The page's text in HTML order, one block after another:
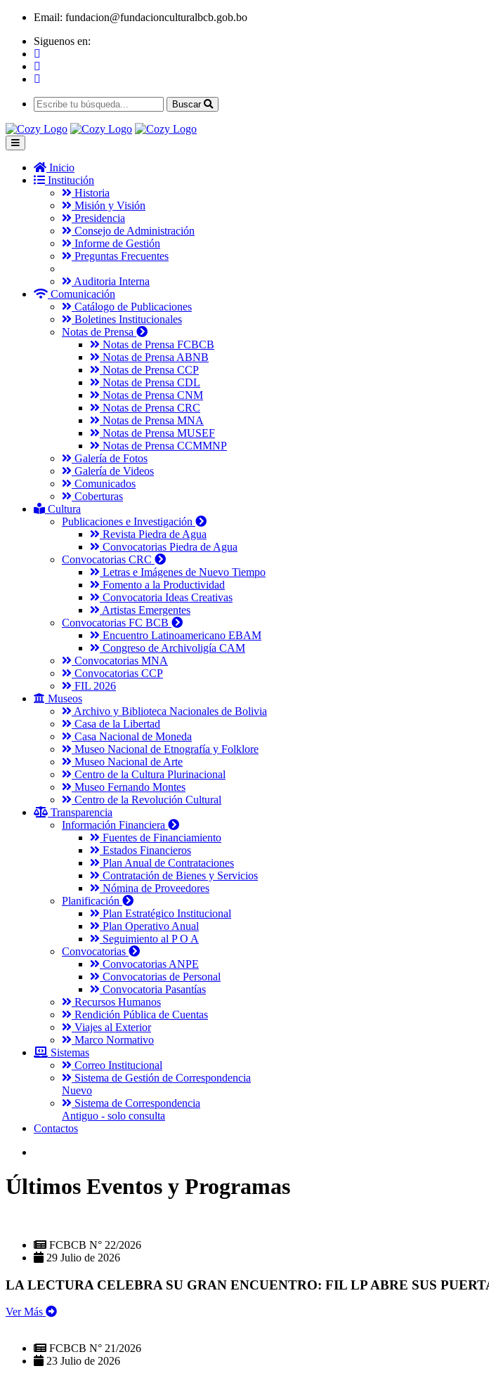
Email: fundacion@fundacionculturalbcb.gob.bo
Siguenos en:
Buscar
Inicio
Institución
Historia
Misión y Visión
Presidencia
Consejo de Administración
Informe de Gestión
Preguntas Frecuentes
Auditoria Interna
Comunicación
Catálogo de Publicaciones
Boletines Institucionales
Notas de Prensa
Notas de Prensa FCBCB
Notas de Prensa ABNB
Notas de Prensa CCP
Notas de Prensa CDL
Notas de Prensa CNM
Notas de Prensa CRC
Notas de Prensa MNA
Notas de Prensa MUSEF
Notas de Prensa CCMMNP
Galería de Fotos
Galería de Videos
Comunicados
Coberturas
Cultura
Publicaciones e Investigación
Revista Piedra de Agua
Convocatorias Piedra de Agua
Convocatorias CRC
Letras e Imágenes de Nuevo Tiempo
Fomento a la Productividad
Convocatoria Ideas Creativas
Artistas Emergentes
Convocatorias FC BCB
Encuentro Latinoamericano EBAM
Congreso de Archivoligía CAM
Convocatorias MNA
Convocatorias CCP
FIL 2026
Museos
Archivo y Biblioteca Nacionales de Bolivia
Casa de la Libertad
Casa Nacional de Moneda
Museo Nacional de Etnografía y Folklore
Museo Nacional de Arte
Centro de la Cultura Plurinacional
Museo Fernando Montes
Centro de la Revolución Cultural
Transparencia
Información Financiera
Fuentes de Financiamiento
Estados Financieros
Plan Anual de Contrataciones
Contratación de Bienes y Servicios
Nómina de Proveedores
Planificación
Plan Estratégico Institucional
Plan Operativo Anual
Seguimiento al P O A
Convocatorias
Convocatorias ANPE
Convocatorias de Personal
Convocatoria Pasantías
Recursos Humanos
Rendición Pública de Cuentas
Viajes al Exterior
Marco Normativo
Sistemas
Correo Institucional
Sistema de Gestión de Correspondencia
Nuevo
Sistema de Correspondencia
Antiguo - solo consulta
Contactos
Últimos Eventos y Programas
FCBCB N° 22/2026
29 Julio de 2026
LA LECTURA CELEBRA SU GRAN ENCUENTRO: FIL LP ABRE SUS
Ver Más
FCBCB N° 21/2026
23 Julio de 2026